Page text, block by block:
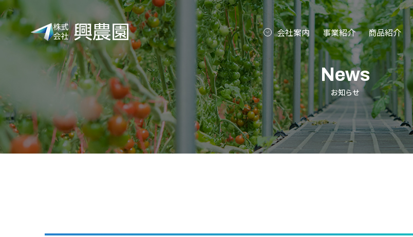
株
式
園
会社案内 事業紹介 商品紹介
News
お知らせ